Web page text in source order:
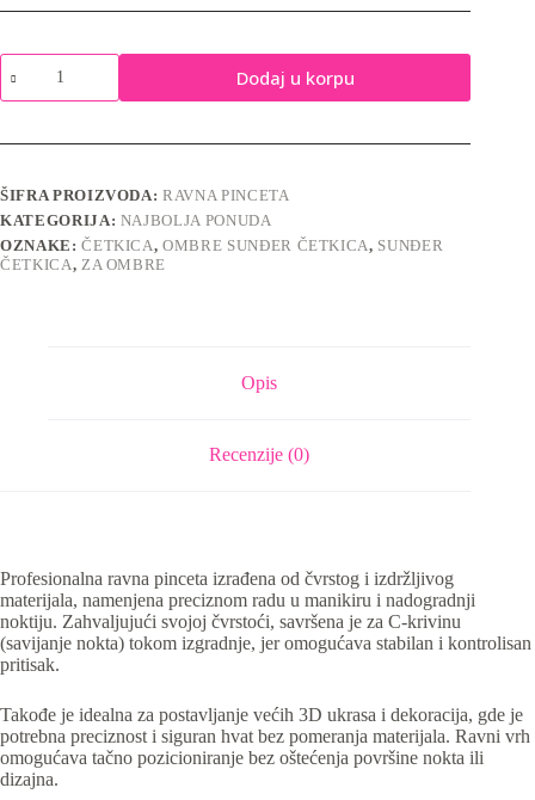
Ravna
pinceta
količina
Dodaj u korpu
ŠIFRA PROIZVODA:RAVNA PINCETA
KATEGORIJA: NAJBOLJA PONUDA
OZNAKE:ČETKICA,OMBRE SUNĐER ČETKICA, SUNĐER
ČETKICA, ZA OMBRE
Opis
Recenzije (0)
Profesionalna ravna pinceta izrađena od čvrstog i izdržljivog
materijala, namenjena preciznom radu u manikiru i nadogradnji
noktiju. Zahvaljujući svojoj čvrstoći, savršena je za C-krivinu
(savijanje nokta) tokom izgradnje, jer omogućava stabilan i kontrolisan
pritisak.
Takođe je idealna za postavljanje većih 3D ukrasa i dekoracija, gde je
potrebna preciznost i siguran hvat bez pomeranja materijala. Ravni vrh
omogućava tačno pozicioniranje bez oštećenja površine nokta ili
dizajna.